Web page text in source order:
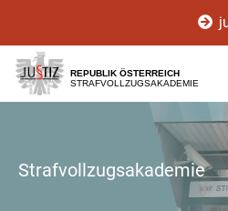
[1]
[2]
[3]
REPUBLIK ÖSTERREICH
STRAFVOLLZUGSAKADEMIE
Strafvollzugsakademie